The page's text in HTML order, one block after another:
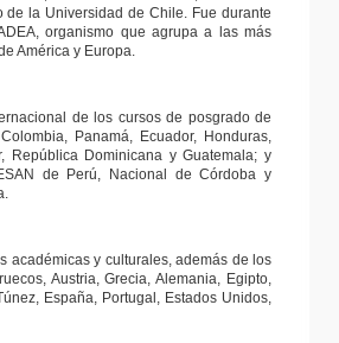
la Universidad de Chile. Fue durante
organismo que agrupa a las más
América y Europa.
de los cursos de posgrado de
Panamá, Ecuador, Honduras,
República Dominicana y Guatemala; y
de Perú, Nacional de Córdoba y
académicas y culturales, además de los
Austria, Grecia, Alemania, Egipto,
España, Portugal, Estados Unidos,